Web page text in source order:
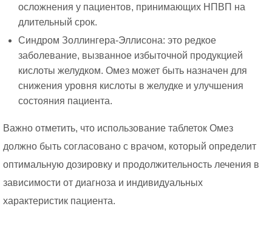
осложнения у пациентов, принимающих НПВП на
длительный срок.
Синдром Золлингера-Эллисона: это редкое
заболевание, вызванное избыточной продукцией
кислоты желудком. Омез может быть назначен для
снижения уровня кислоты в желудке и улучшения
состояния пациента.
Важно отметить, что использование таблеток Омез
должно быть согласовано с врачом, который определит
оптимальную дозировку и продолжительность лечения в
зависимости от диагноза и индивидуальных
характеристик пациента.